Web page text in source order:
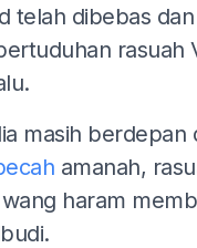
telah dibebas
rasuah
masih berdepan
amanah,
haram